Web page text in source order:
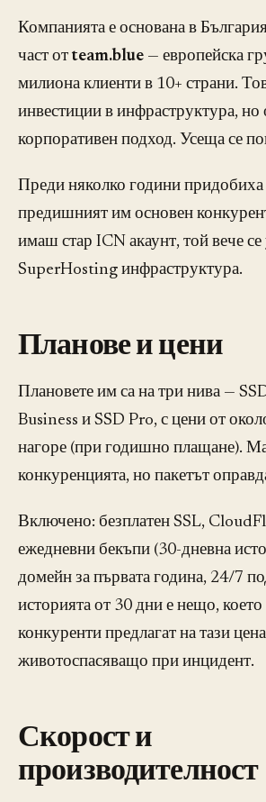
Компанията е основана в
част от team.blue — европейска
милиона клиенти в 10+ страни.
инвестиции в инфраструктура, но
корпоративен подход. Усеща се
Преди няколко години
предишният им основен
имаш стар ICN акаунт, той вече
SuperHosting инфраструктура.
Планове и цени
Плановете им са на три нива —
Business и SSD Pro, с цени от
нагоре (при годишно плащане).
конкуренцията, но пакетът
Включено: безплатен SSL,
ежедневни бекъпи (30-дневна
домейн за първата година, 24/7
историята от 30 дни е нещо, което
конкуренти предлагат на тази
животоспасяващо при инцидент.
Скорост и
производителност